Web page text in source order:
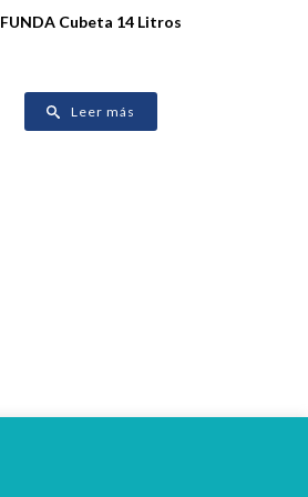
FUNDA Cubeta 14 Litros
Leer más